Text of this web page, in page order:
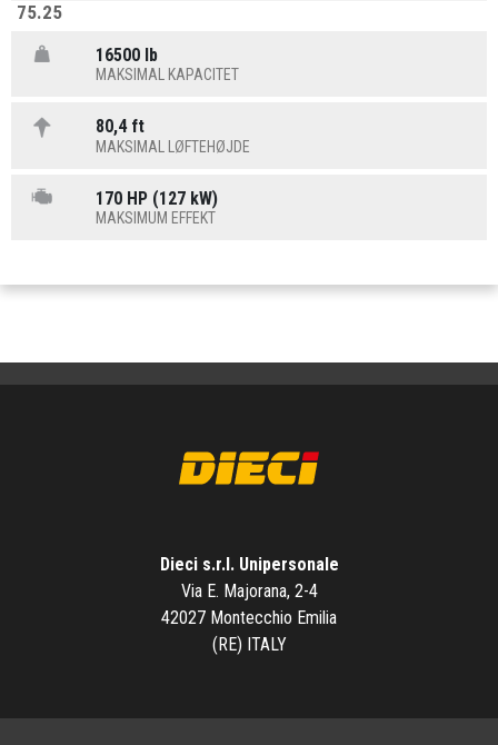
75.25
16500 lb
MAKSIMAL KAPACITET
80,4 ft
MAKSIMAL LØFTEHØJDE
170 HP (127 kW)
MAKSIMUM EFFEKT
Dieci s.r.l. Unipersonale
Via E. Majorana, 2-4
42027 Montecchio Emilia
(RE) ITALY